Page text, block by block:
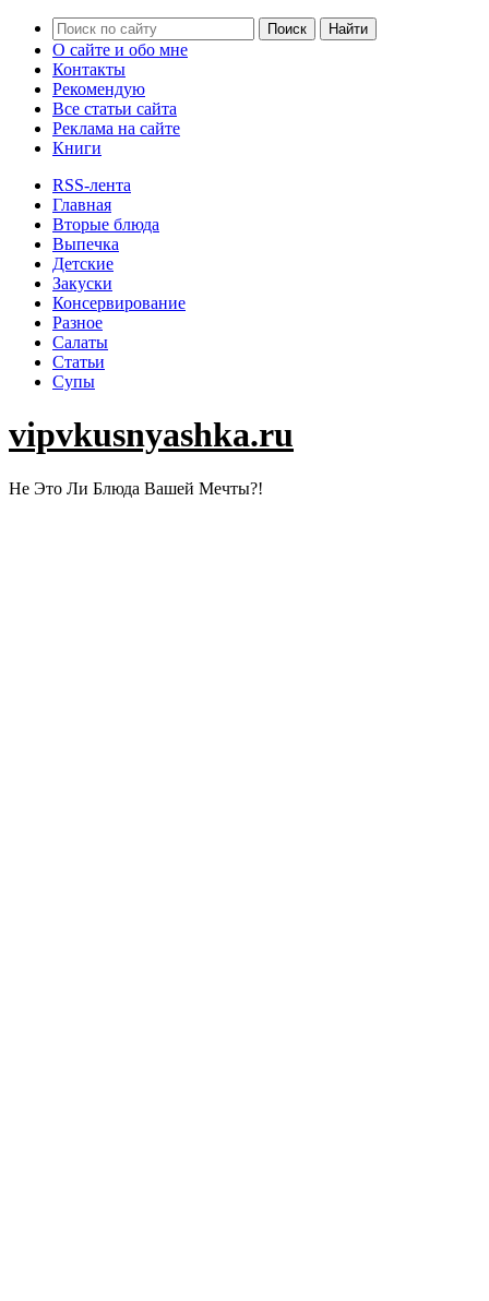
О сайте и обо мне
Контакты
Рекомендую
Все статьи сайта
Реклама на сайте
Книги
RSS-лента
Главная
Вторые блюда
Выпечка
Детские
Закуски
Консервирование
Разное
Салаты
Статьи
Супы
vipvkusnyashka.ru
Не Это Ли Блюда Вашей Мечты?!